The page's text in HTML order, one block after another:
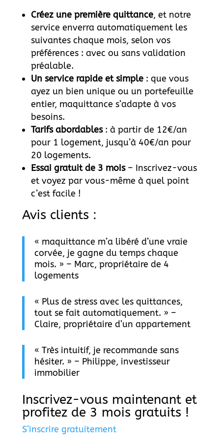
Créez une première quittance, et notre
service enverra automatiquement les
suivantes chaque mois, selon vos
préférences : avec ou sans validation
préalable.
Un service rapide et simple: que vous
ayez un bien unique ou un portefeuille
entier, maquittance s’adapte à vos
besoins.
Tarifs abordables: à partir de 12€/an
pour 1 logement, jusqu’à 40€/an pour
20 logements.
Essai gratuit de 3 mois– Inscrivez-vous
et voyez par vous-même à quel point
c’est facile !
Avis clients :
« maquittance m’a libéré d’une vraie
corvée, je gagne du temps chaque
mois. » – Marc, propriétaire de 4
logements
« Plus de stress avec les quittances,
tout se fait automatiquement. » –
Claire, propriétaire d’un appartement
« Très intuitif, je recommande sans
hésiter. » – Philippe, investisseur
immobilier
Inscrivez-vous maintenant et
profitez de 3 mois gratuits !
S’inscrire gratuitement